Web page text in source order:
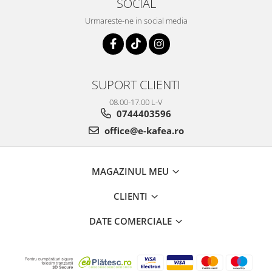
Urmareste-ne in social media
SUPORT CLIENTI
08.00-17.00 L-V
0744403596
office@e-kafea.ro
MAGAZINUL MEU
CLIENTI
DATE COMERCIALE